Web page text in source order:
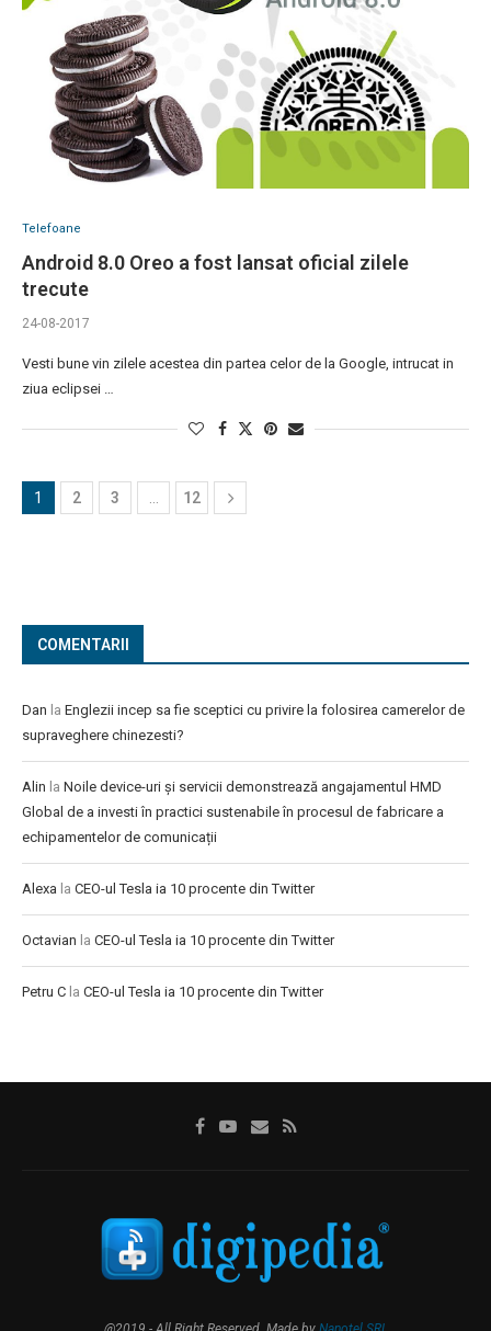
Telefoane
Android 8.0 Oreo a fost lansat oficial zilele
trecute
24-08-2017
Vesti bune vin zilele acestea din partea celor de la Google, intrucat in
ziua eclipsei …
1 2 3 … 12
COMENTARII
Dan la Englezii incep sa fie sceptici cu privire la folosirea camerelor de
supraveghere chinezesti?
Alin la Noile device-uri și servicii demonstrează angajamentul HMD
Global de a investi în practici sustenabile în procesul de fabricare a
echipamentelor de comunicații
Alexa la CEO-ul Tesla ia 10 procente din Twitter
Octavian la CEO-ul Tesla ia 10 procente din Twitter
Petru C la CEO-ul Tesla ia 10 procente din Twitter